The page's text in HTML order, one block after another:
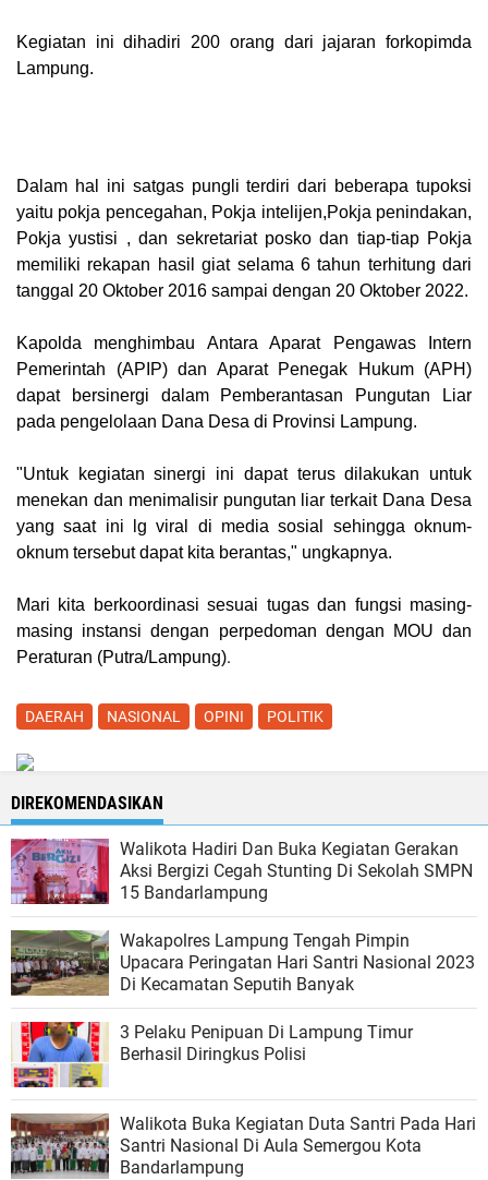
Kegiatan ini dihadiri 200 orang dari jajaran forkopimda
Lampung.
Dalam hal ini satgas pungli terdiri dari beberapa tupoksi
yaitu pokja pencegahan, Pokja intelijen,Pokja penindakan,
Pokja yustisi , dan sekretariat posko dan tiap-tiap Pokja
memiliki rekapan hasil giat selama 6 tahun terhitung dari
tanggal 20 Oktober 2016 sampai dengan 20 Oktober 2022.
Kapolda menghimbau Antara Aparat Pengawas Intern
Pemerintah (APIP) dan Aparat Penegak Hukum (APH)
dapat bersinergi dalam Pemberantasan Pungutan Liar
pada pengelolaan Dana Desa di Provinsi Lampung.
"Untuk kegiatan sinergi ini dapat terus dilakukan untuk
menekan dan menimalisir pungutan liar terkait Dana Desa
yang saat ini lg viral di media sosial sehingga oknum-
oknum tersebut dapat kita berantas," ungkapnya.
Mari kita berkoordinasi sesuai tugas dan fungsi masing-
masing instansi dengan perpedoman dengan MOU dan
Peraturan (Putra/Lampung).
DAERAH NASIONAL OPINI POLITIK
DIREKOMENDASIKAN
Walikota Hadiri Dan Buka Kegiatan Gerakan
Aksi Bergizi Cegah Stunting Di Sekolah SMPN
15 Bandarlampung
Wakapolres Lampung Tengah Pimpin
Upacara Peringatan Hari Santri Nasional 2023
Di Kecamatan Seputih Banyak
3 Pelaku Penipuan Di Lampung Timur
Berhasil Diringkus Polisi
Walikota Buka Kegiatan Duta Santri Pada Hari
Santri Nasional Di Aula Semergou Kota
Bandarlampung